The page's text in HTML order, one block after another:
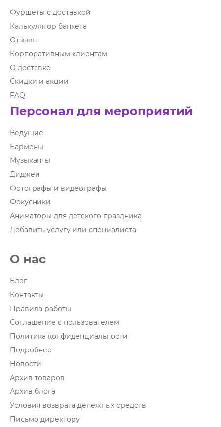
Фуршеты с доставкой
Калькулятор банкета
Отзывы
Корпоративным клиентам
О доставке
Скидки и акции
FAQ
Персонал для мероприятий
Ведущие
Бармены
Музыканты
Диджеи
Фотографы и видеографы
Фокусники
Аниматоры для детского праздника
Добавить услугу или специалиста
О нас
Блог
Контакты
Правила работы
Соглашение с пользователем
Политика конфиденциальности
Подробнее
Новости
Архив товаров
Архив блога
Условия возврата денежных средств
Письмо директору